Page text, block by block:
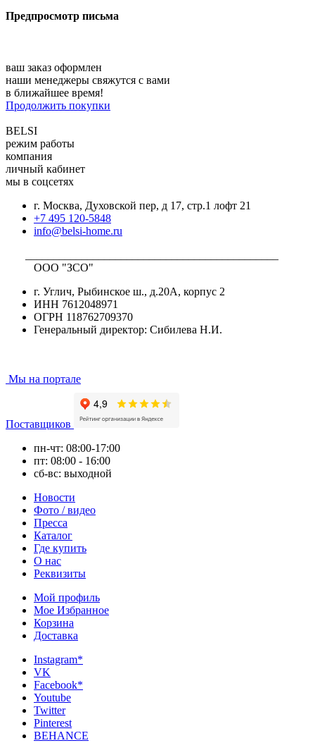
Предпросмотр письма
ваш заказ оформлен
наши менеджеры свяжутся с вами
в ближайшее время!
Продолжить покупки
BELSI
режим работы
компания
личный кабинет
мы в соцсетях
г. Москва, Духовской пер, д 17, стр.1 лофт 21
+7 495 120-5848
info@belsi-home.ru
ООО "ЗСО"
г. Углич, Рыбинское ш., д.20А, корпус 2
ИНН 7612048971
ОГРН 118762709370
Генеральный директор: Сибилева Н.И.
Мы на портале
Поставщиков
пн-чт: 08:00-17:00
пт: 08:00 - 16:00
сб-вс: выходной
Новости
Фото / видео
Пресса
Каталог
Где купить
О нас
Реквизиты
Мой профиль
Мое Избранное
Корзина
Доставка
Instagram*
VK
Facebook*
Youtube
Twitter
Pinterest
BEHANCE